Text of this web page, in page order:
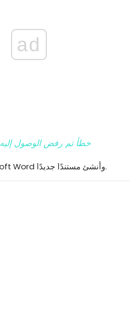
ad
واجه Diskpart خطأ تم رفض الوصول إليه
1. افتح برنامج Microsoft Word وأنشئ مستندًا جديدًا.